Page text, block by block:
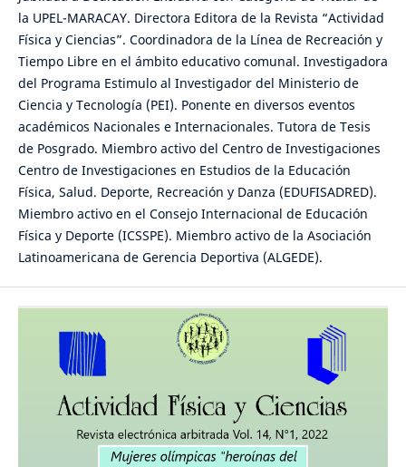
la UPEL-MARACAY. Directora Editora de la Revista “Actividad
Física y Ciencias”. Coordinadora de la Línea de Recreación y
Tiempo Libre en el ámbito educativo comunal. Investigadora
del Programa Estimulo al Investigador del Ministerio de
Ciencia y Tecnología (PEI). Ponente en diversos eventos
académicos Nacionales e Internacionales. Tutora de Tesis
de Posgrado. Miembro activo del Centro de Investigaciones
Centro de Investigaciones en Estudios de la Educación
Física, Salud. Deporte, Recreación y Danza (EDUFISADRED).
Miembro activo en el Consejo Internacional de Educación
Física y Deporte (ICSSPE). Miembro activo de la Asociación
Latinoamericana de Gerencia Deportiva (ALGEDE).